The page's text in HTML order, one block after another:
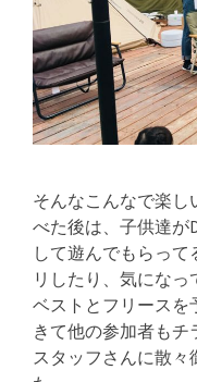
そんなこんなで楽し
べた後は、子供達が
して遊んでもらっ
リしたり、気になっ
ベストとフリースを
きて他の参加者も
スタッフさんに散々